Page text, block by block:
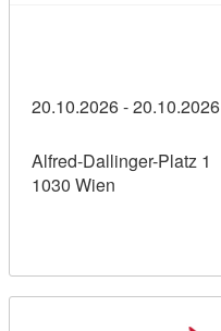
20.10.2026 - 20.10.2026
Alfred-Dallinger-Platz 1
1030 Wien